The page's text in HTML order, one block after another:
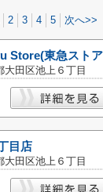
2 3 4 5 次へ>>
大田区池上６丁目
目店
大田区池上６丁目